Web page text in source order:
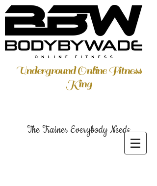
Underground Online Fitness
King
The Trainer Everybody Needs